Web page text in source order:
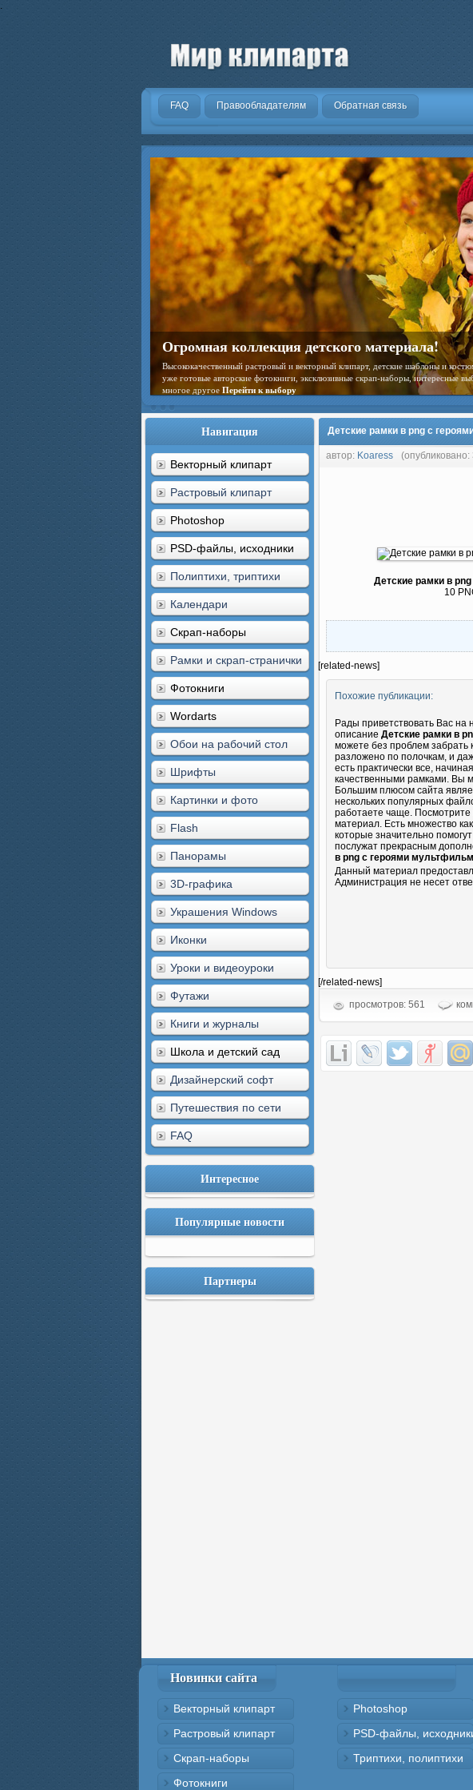
.
FAQ Правообладателям Обратная связь
Огромная коллекция детского материала!
Высококачественный растровый и векторный клипарт, детские шаблоны и
уже готовые авторские фотокниги, эксклюзивные скрап-наборы, интересные
многое другое Перейти к выбору
Навигация
Векторный клипарт
Растровый клипарт
Photoshop
PSD-файлы, исходники
Полиптихи, триптихи
Календари
Скрап-наборы
Рамки и скрап-странички
Фотокниги
Wordarts
Обои на рабочий стол
Шрифты
Картинки и фото
Flash
Панорамы
3D-графика
Украшения Windows
Иконки
Уроки и видеоуроки
Футажи
Книги и журналы
Школа и детский сад
Дизайнерский софт
Путешествия по сети
FAQ
Интересное
Популярные новости
Партнеры
Детские рамки в png с
автор: Koaress
Детские рамки в
10
[related-news]
Похожие публикации:
Рады приветствовать Вас
описание Детские рамки в
можете без проблем забрать
разложено по полочкам, и
есть практически все,
качественными рамками. Вы
Большим плюсом сайта
нескольких популярных
работаете чаще.
материал. Есть множество
которые значительно
послужат прекрасным
в png с героями
Данный материал
Администрация не несет
[/related-news]
просмотров: 561
Новинки сайта
Векторный клипарт
Растровый клипарт
Скрап-наборы
Фотокниги
Photoshop
PSD-файлы,
Триптихи, полиптихи